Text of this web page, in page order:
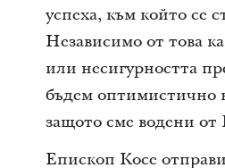
успеха, към който се
Независимо от това
или несигурността
бъдем оптимистично
защото сме водени от
Епископ Косе